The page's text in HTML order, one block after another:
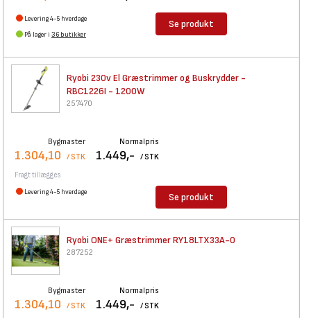
Levering 4-5 hverdage
På lager i 36 butikker
Se produkt
Ryobi 230v El Græstrimmer og Buskrydder -
RBC1226I - 1200W
257470
Bygmaster
1.304,10 / STK
Normalpris
1.449,- / STK
Fragt tillægges
Levering 4-5 hverdage Se produkt
Ryobi ONE+ GræstrimmerRY18LTX33A-0
287252
Bygmaster
1.304,10 / STK
Normalpris
1.449,- / STK